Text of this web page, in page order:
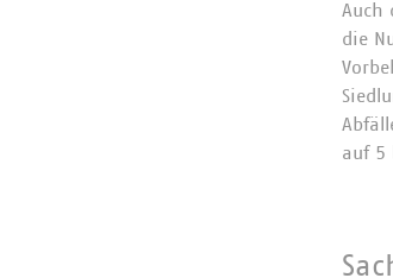
Auch
die
auf 5